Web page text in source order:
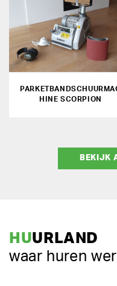
HINE SCORPION
BEKIJK
HUURLAND
waar huren